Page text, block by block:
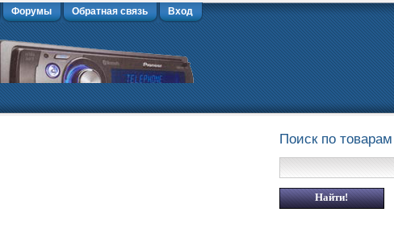
Форумы Обратная связь Вход
Поиск по товарам